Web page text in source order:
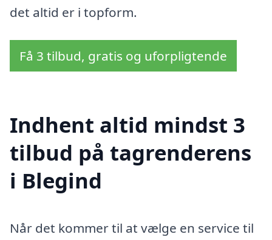
det altid er i topform.
Få 3 tilbud, gratis og uforpligtende
Indhent altid mindst 3
tilbud på tagrenderens
i Blegind
Når det kommer til at vælge en service til